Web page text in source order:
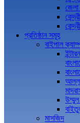
প্রতিষ্ঠান সমূহ
বাইপাল
উম্মুল
মাসজিদ